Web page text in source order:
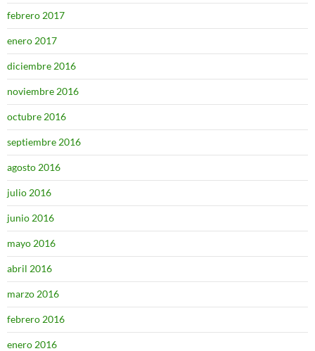
febrero 2017
enero 2017
diciembre 2016
noviembre 2016
octubre 2016
septiembre 2016
agosto 2016
julio 2016
junio 2016
mayo 2016
abril 2016
marzo 2016
febrero 2016
enero 2016